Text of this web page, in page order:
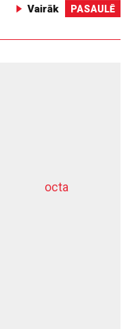
Vairāk PASAULĒ
octa
dziļurbums